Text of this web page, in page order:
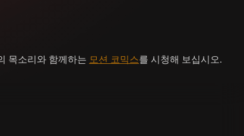
목소리와 함께하는 모션 코믹스를 시청해 보십시오.